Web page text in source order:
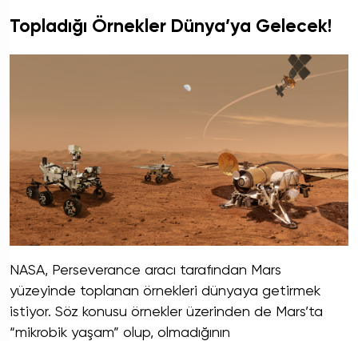
Topladığı Örnekler Dünya’ya Gelecek!
NASA, Perseverance aracı tarafından Mars
yüzeyinde toplanan örnekleri dünyaya getirmek
istiyor. Söz konusu örnekler üzerinden de Mars’ta
“mikrobik yaşam” olup, olmadığının